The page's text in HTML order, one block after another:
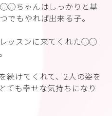
ちゃんはしっかりと基
でもやれば出来る子。
ッスンに来てくれた◯◯
続けてくれて、2人の姿を
ても幸せな気持ちになり